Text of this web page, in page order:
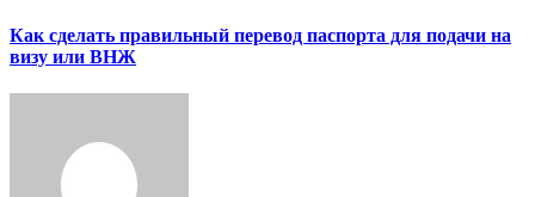
Как сделать правильный перевод паспорта для подачи на
визу или ВНЖ